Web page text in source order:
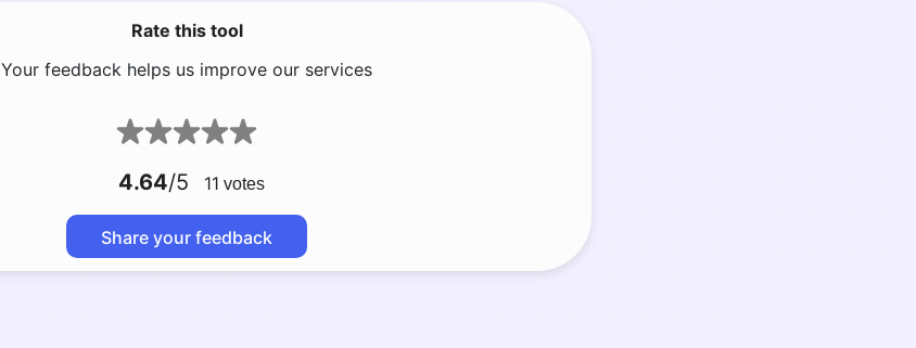
Rate this tool
Your feedback helps us improve our services
4.64/5 11 votes
Share your feedback